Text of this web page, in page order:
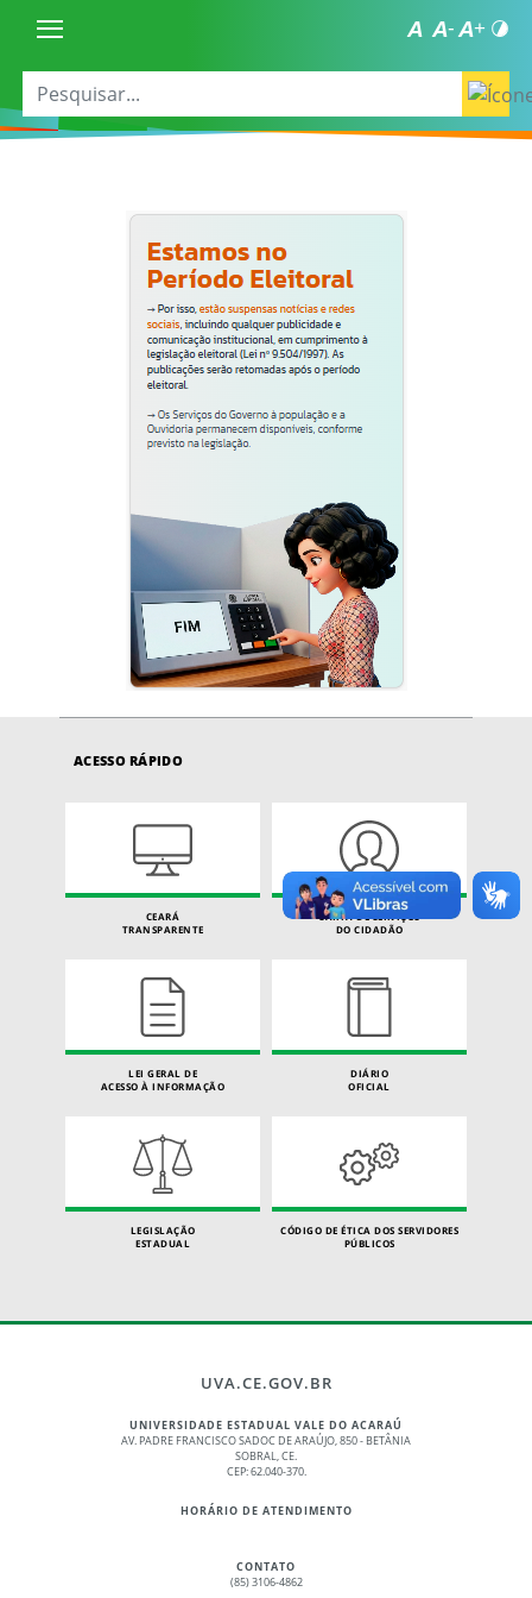
ACESSO RÁPIDO
CEARÁ
TRANSPARENTE
CARTA DE SERVIÇOS
DO CIDADÃO
LEI GERAL DE
ACESSO À INFORMAÇÃO
DIÁRIO
OFICIAL
LEGISLAÇÃO
ESTADUAL
CÓDIGO DE ÉTICA DOS SERVIDORES
PÚBLICOS
UVA.CE.GOV.BR
UNIVERSIDADE ESTADUAL VALE DO ACARAÚ
AV. PADRE FRANCISCO SADOC DE ARAÚJO, 850 - BETÂNIA
SOBRAL, CE.
CEP: 62.040-370.
HORÁRIO DE ATENDIMENTO
CONTATO
(85) 3106-4862